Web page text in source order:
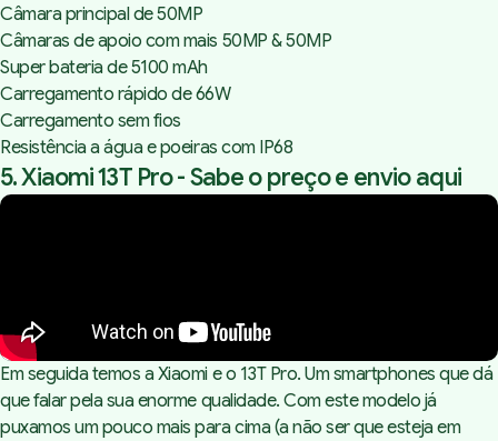
Câmara principal de 50MP
Câmaras de apoio com mais 50MP & 50MP
Super bateria de 5100 mAh
Carregamento rápido de 66W
Carregamento sem fios
Resistência a água e poeiras com IP68
5. Xiaomi 13T Pro -Sabe o preço e envio aqui
Em seguida temos a Xiaomi e o 13T Pro. Um smartphones que dá
que falar pela sua enorme qualidade. Com este modelo já
puxamos um pouco mais para cima (a não ser que esteja em